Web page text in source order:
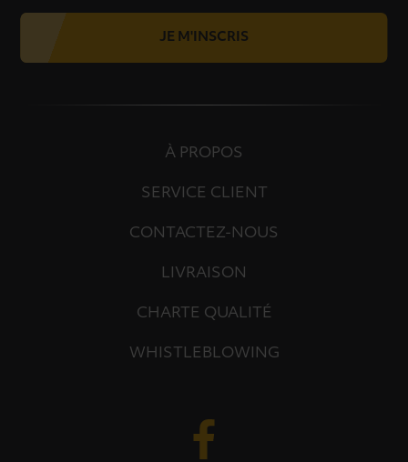
JE M'INSCRIS
À PROPOS
SERVICE CLIENT
CONTACTEZ-NOUS
LIVRAISON
CHARTE QUALITÉ
WHISTLEBLOWING